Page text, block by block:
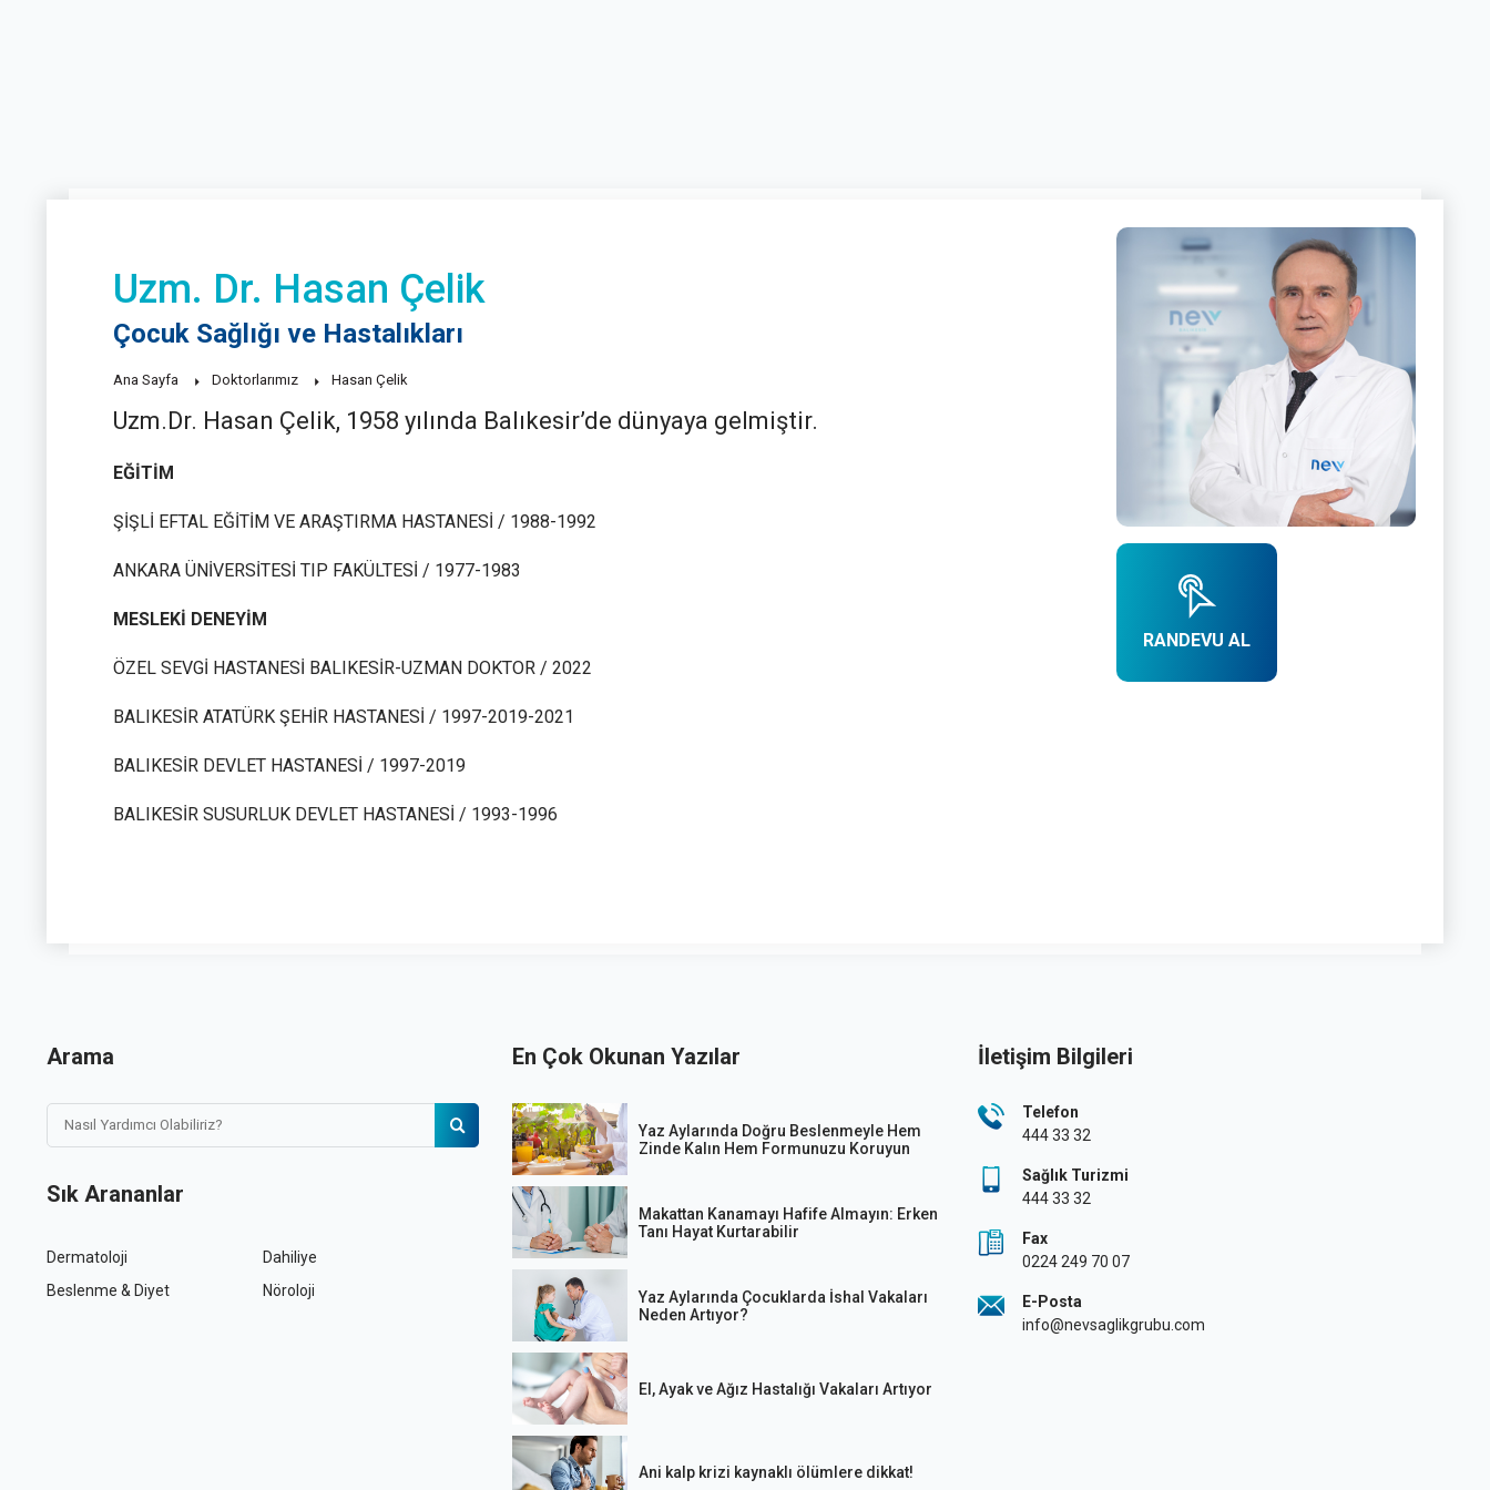
Uzm. Dr. Hasan Çelik
Çocuk Sağlığı ve Hastalıkları
Ana Sayfa Doktorlarımız Hasan Çelik
Uzm.Dr. Hasan Çelik, 1958 yılında Balıkesir’de dünyaya gelmiştir.
EĞİTİM
ŞİŞLİ EFTAL EĞİTİM VE ARAŞTIRMA HASTANESİ / 1988-1992
ANKARA ÜNİVERSİTESİ TIP FAKÜLTESİ / 1977-1983
MESLEKİ DENEYİM
ÖZEL SEVGİ HASTANESİ BALIKESİR-UZMAN DOKTOR / 2022
BALIKESİR ATATÜRK ŞEHİR HASTANESİ / 1997-2019-2021
BALIKESİR DEVLET HASTANESİ / 1997-2019
BALIKESİR SUSURLUK DEVLET HASTANESİ / 1993-1996
RANDEVU AL
Arama
Sık Arananlar
Dermatoloji
Dahiliye
Beslenme & Diyet
Nöroloji
En Çok Okunan Yazılar
Yaz Aylarında Doğru Beslenmeyle Hem
Zinde Kalın Hem Formunuzu Koruyun
Makattan Kanamayı Hafife Almayın: Erken
Tanı Hayat Kurtarabilir
Yaz Aylarında Çocuklarda İshal Vakaları
Neden Artıyor?
El, Ayak ve Ağız Hastalığı Vakaları Artıyor
Ani kalp krizi kaynaklı ölümlere dikkat!
İletişim Bilgileri
Telefon
444 33 32
Sağlık Turizmi
444 33 32
Fax
0224 249 70 07
E-Posta
info@nevsaglikgrubu.com